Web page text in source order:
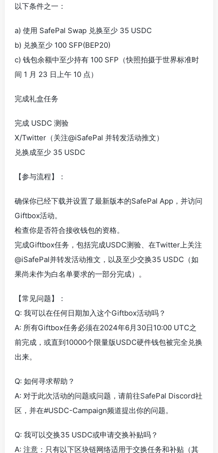
以下条件之一：
a) 使用 SafePal Swap 兑换至少 35 USDC
b) 兑换至少 100 SFP(BEP20)
c) 钱包余额中至少持有 100 SFP（快照拍摄于世界标准时
间 1 月 23 日上午 10 点）
完成礼盒任务
完成 USDC 测验
X/Twitter（关注@iSafePal 并转发活动推文）
兑换成至少 35 USDC
【参与流程】：
确保你已经下载并设置了最新版本的SafePal App，并访问
Giftbox活动。
检查你是否符合接收钱包的资格。
完成Giftbox任务，包括完成USDC测验、在Twitter上关注
@iSafePal并转发活动推文，以及至少交换35 USDC（如
果尚未作为白名单要求的一部分完成）。
【常见问题】：
Q: 我可以在任何日期加入这个Giftbox活动吗？
A: 所有Giftbox任务必须在2024年6月30日10:00 UTC之
前完成，或直到10000个限量版USDC硬件钱包被完全兑换
出来。
Q: 如何寻求帮助？
A: 对于此次活动的问题或问题，请前往SafePal Discord社
区，并在#USDC-Campaign频道提出你的问题。
Q: 我可以交换35 USDC或申请交换补贴吗？
A: 注意：只有以下区块链网络适用于交换任务和补贴（其